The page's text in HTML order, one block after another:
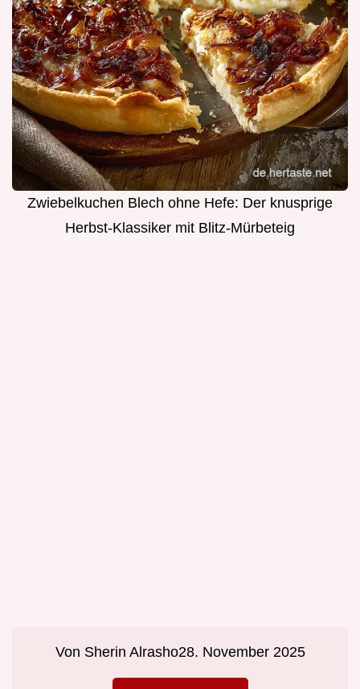
Zwiebelkuchen Blech ohne Hefe: Der knusprige
Herbst-Klassiker mit Blitz-Mürbeteig
Von Sherin Alrasho28. November 2025